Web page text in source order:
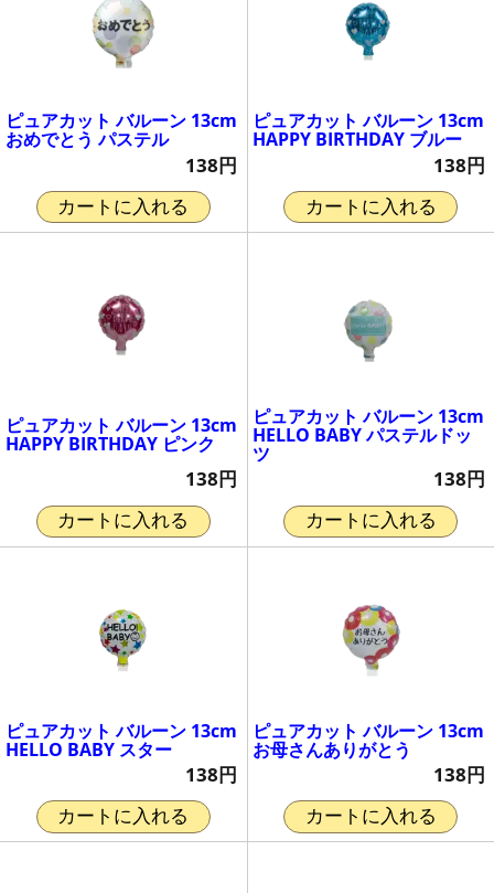
ピュアカット バルーン 13cm
おめでとう パステル
138円
カートに入れる
ピュアカット バルーン 13cm
HAPPY BIRTHDAY ブルー
138円
カートに入れる
ピュアカット バルーン 13cm
HAPPY BIRTHDAY ピンク
138円
カートに入れる
ピュアカット バルーン 13cm
HELLO BABY パステルドッ
ツ
138円
カートに入れる
ピュアカット バルーン 13cm
HELLO BABY スター
138円
カートに入れる
ピュアカット バルーン 13cm
お母さんありがとう
138円
カートに入れる